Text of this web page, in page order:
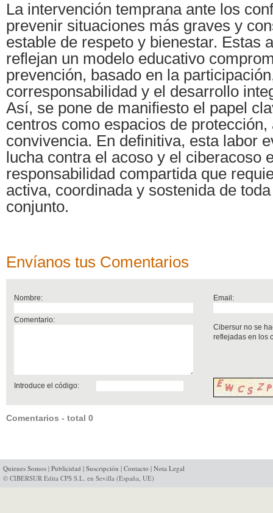
La intervención temprana ante los
prevenir situaciones más graves y
estable de respeto y bienestar. Estas
reflejan un modelo educativo
prevención, basado en la
corresponsabilidad y el desarrollo
Así, se pone de manifiesto el papel
centros como espacios de protección,
convivencia. En definitiva, esta labor
lucha contra el acoso y el ciberacoso
responsabilidad compartida que
activa, coordinada y sostenida de
conjunto.
Envíanos tus Comentarios
Nombre: Email:
Comentario:
Cibersur no se
reflejadas en los
Introduce el código:
Comentarios - total 0
Quienes Somos | Publicidad | Suscripción | Contacto | Nota Legal
© CIBERSUR Edita CPS S.L. en Sevilla (España, UE)